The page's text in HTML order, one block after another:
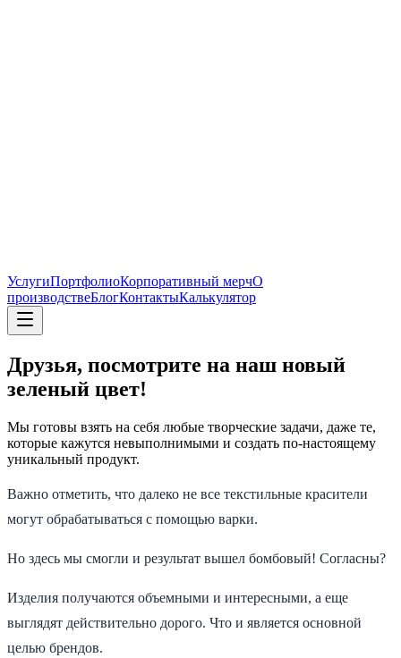
УслугиПортфолиоКорпоративный мерчО
производствеБлогКонтактыКалькулятор
Друзья, посмотрите на наш новый
зеленый цвет!
Мы готовы взять на себя любые творческие задачи, даже те,
которые кажутся невыполнимыми и создать по-настоящему
уникальный продукт.
Важно отметить, что далеко не все текстильные красители
могут обрабатываться с помощью варки.
Но здесь мы смогли и результат вышел бомбовый! Согласны?
Изделия получаются объемными и интересными, а еще
выглядят действительно дорого. Что и является основной
целью брендов.